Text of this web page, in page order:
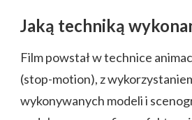
Jaką techniką
Film powstał w technice
(stop-motion), z
wykonywanych modeli i